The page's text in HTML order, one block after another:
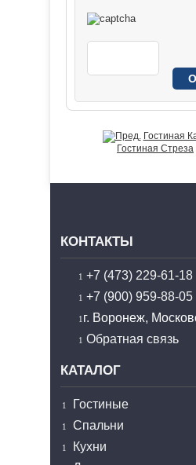
Гостиная
Гостиная Стреза
КОНТАКТЫ
+7 (473) 229-61-18
+7 (900) 959-88-05
г. Воронеж,
Обратная связь
КАТАЛОГ
Гостиные
Спальни
Кухни